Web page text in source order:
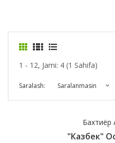
1 - 12, Jami: 4 (1 Sahifa)
Saralash: Saralanmasin
Бахтиёр
"Казбек"